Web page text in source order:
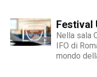
diversità,
quale
Festival
Nella sala
IFO di
mondo